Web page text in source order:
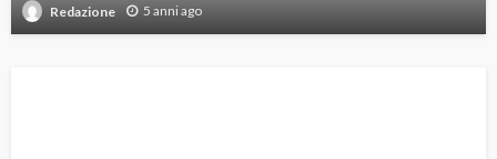
Redazione 5 anni ago